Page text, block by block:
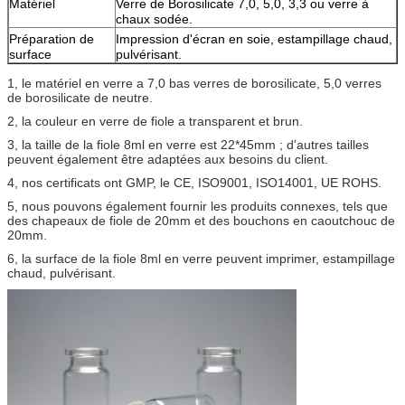
Matériel
Verre de Borosilicate 7,0, 5,0, 3,3 ou verre à
chaux sodée.
Préparation de
surface
Impression d'écran en soie, estampillage chaud,
pulvérisant.
1, le matériel en verre a 7,0 bas verres de borosilicate, 5,0 verres
de borosilicate de neutre.
2, la couleur en verre de fiole a transparent et brun.
3, la taille de la fiole 8ml en verre est 22*45mm ; d'autres tailles
peuvent également être adaptées aux besoins du client.
4, nos certificats ont GMP, le CE, ISO9001, ISO14001, UE ROHS.
5, nous pouvons également fournir les produits connexes, tels que
des chapeaux de fiole de 20mm et des bouchons en caoutchouc de
20mm.
6, la surface de la fiole 8ml en verre peuvent imprimer, estampillage
chaud, pulvérisant.